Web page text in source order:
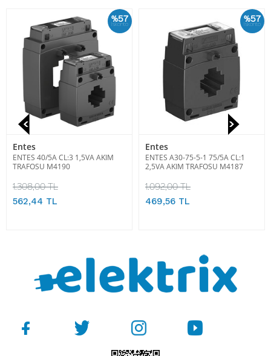
%57
İskonto
Entes
ENTES 40/5A CL:3 1,5VA AKIM
TRAFOSU M4190
1.308,00 TL
562,44 TL
%57
İskonto
Entes
ENTES A30-75-5-1 75/5A CL:1
2,5VA AKIM TRAFOSU M4187
1.092,00 TL
469,56 TL